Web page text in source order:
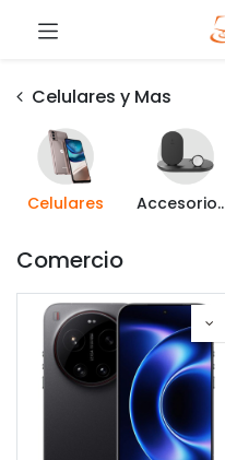
Celulares y Mas
Celulares Accesorios
Comercio